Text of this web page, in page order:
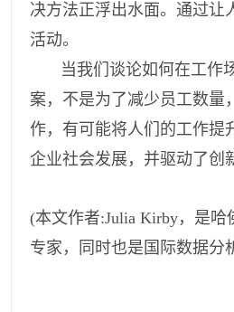
决方法正浮出水面。通过让
活动。
当我们谈论如何在工作
案，不是为了减少员工数量
作，有可能将人们的工作提
企业社会发展，并驱动了创
(本文作者:Julia Kirby，是哈
专家，同时也是国际数据分